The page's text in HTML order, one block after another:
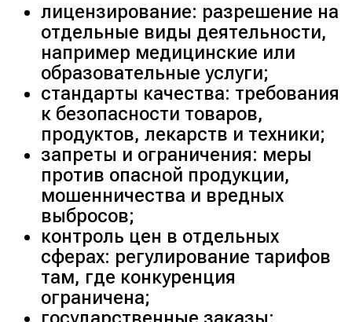
лицензирование: разрешение на
отдельные виды деятельности,
например медицинские или
образовательные услуги;
стандарты качества: требования
к безопасности товаров,
продуктов, лекарств и техники;
запреты и ограничения: меры
против опасной продукции,
мошенничества и вредных
выбросов;
контроль цен в отдельных
сферах: регулирование тарифов
там, где конкуренция
ограничена;